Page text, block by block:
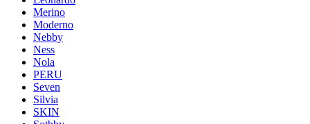
Merino
Moderno
Nebby
Ness
Nola
PERU
Seven
Silvia
SKIN